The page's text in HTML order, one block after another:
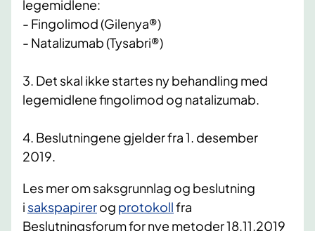
legemidlene:
- Fingolimod (Gilenya®)
- Natalizumab (Tysabri®)
3. Det skal ikke startes ny behandling med
legemidlene fingolimod og natalizumab.
4. Beslutningene gjelder fra 1. desember
2019.
Les mer om saksgrunnlag og beslutning
i sakspapirerog protokollfra
Beslutningsforum for nye metoder 18.11.2019